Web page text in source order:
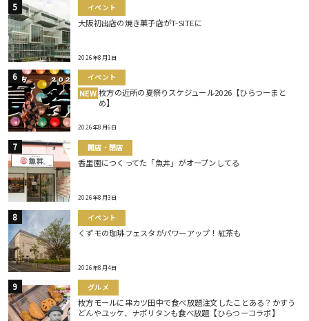
イベント
大阪初出店の焼き菓子店がT-SITEに
2026年8月1日
イベント
NEW 枚方の近所の夏祭りスケジュール2026【ひらつーまと
め】
2026年8月6日
開店・閉店
香里園につくってた「魚丼」がオープンしてる
2026年8月3日
イベント
くずモの珈琲フェスタがパワーアップ！紅茶も
2026年8月4日
グルメ
枚方モールに串カツ田中で食べ放題注文したことある？かすう
どんやユッケ、ナポリタンも食べ放題【ひらつーコラボ】